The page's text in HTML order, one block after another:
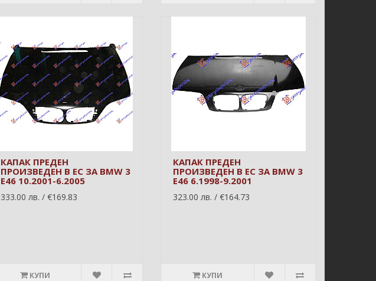
КАПАК ПРЕДЕН
ПРОИЗВЕДЕН В ЕС ЗА BMW 3
E46 10.2001-6.2005
333.00 лв. / €169.83
КУПИ
КАПАК ПРЕДЕН
ПРОИЗВЕДЕН В ЕС ЗА BMW 3
E46 6.1998-9.2001
323.00 лв. / €164.73
КУПИ